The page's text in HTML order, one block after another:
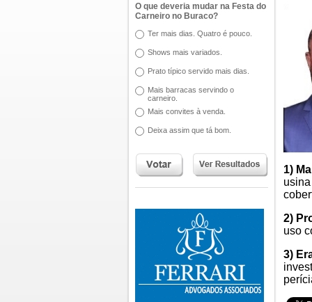
O que deveria mudar na Festa do
Carneiro no Buraco?
Ter mais dias. Quatro é pouco.
Shows mais variados.
Prato típico servido mais dias.
Mais barracas servindo o
carneiro.
Mais convites à venda.
Deixa assim que tá bom.
1)
2)
uso
3)